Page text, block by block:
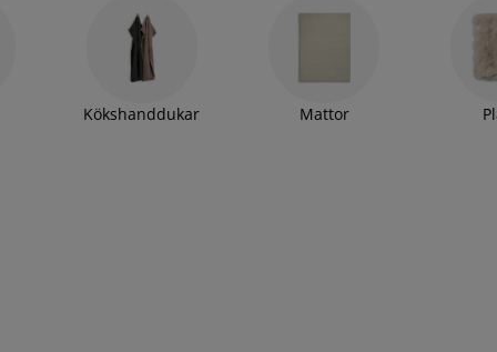
Kökshanddukar Mattor